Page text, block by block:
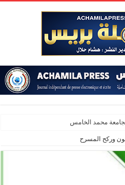
بجامعة محمد الخامس
وركح المسرح